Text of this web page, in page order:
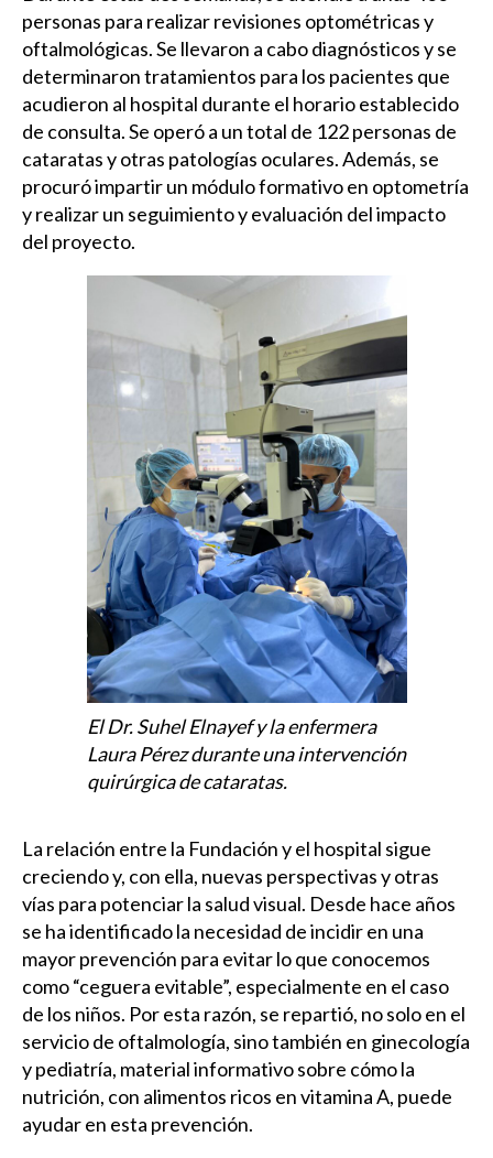
personas para realizar revisiones optométricas y
oftalmológicas. Se llevaron a cabo diagnósticos y se
determinaron tratamientos para los pacientes que
acudieron al hospital durante el horario establecido
de consulta. Se operó a un total de 122 personas de
cataratas y otras patologías oculares. Además, se
procuró impartir un módulo formativo en optometría
y realizar un seguimiento y evaluación del impacto
del proyecto.
El Dr. Suhel Elnayef y la enfermera
Laura Pérez durante una intervención
quirúrgica de cataratas.
La relación entre la Fundación y el hospital sigue
creciendo y, con ella, nuevas perspectivas y otras
vías para potenciar la salud visual. Desde hace años
se ha identificado la necesidad de incidir en una
mayor prevención para evitar lo que conocemos
como “ceguera evitable”, especialmente en el caso
de los niños. Por esta razón, se repartió, no solo en el
servicio de oftalmología, sino también en ginecología
y pediatría, material informativo sobre cómo la
nutrición, con alimentos ricos en vitamina A, puede
ayudar en esta prevención.